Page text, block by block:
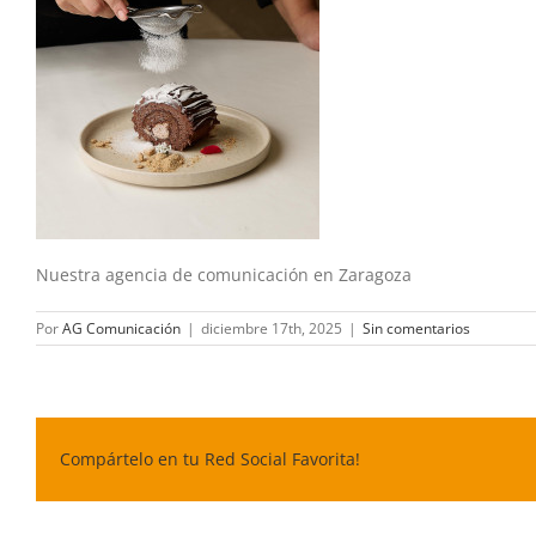
Nuestra agencia de comunicación en Zaragoza
PorAG Comunicación | diciembre 17th, 2025 | Sin comentarios
Compártelo en tu Red Social Favorita!